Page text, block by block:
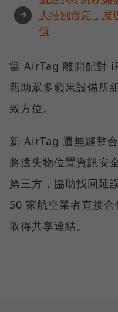
➜
人特別肯定，展
值
當 AirTag 離開配對
藉助眾多蘋果設備所
致方位。
新 AirTag 還無縫整
將遺失物位置資訊安
第三方，協助找回延
50 家航空業者直接
取得共享連結。